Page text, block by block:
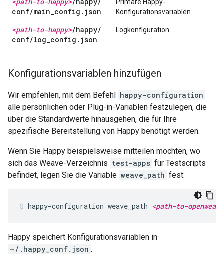
conf/main_config . json
Konfigurationsvariablen.
<path-to-happy>/happy/
conf/log_config . json
Logkonfiguration.
Konfigurationsvariablen hinzufügen
Wir empfehlen, mit dem Befehl happy-configuration
alle persönlichen oder Plug-in-Variablen festzulegen, die
über die Standardwerte hinausgehen, die für Ihre
spezifische Bereitstellung von Happy benötigt werden.
Wenn Sie Happy beispielsweise mitteilen möchten, wo
sich das Weave-Verzeichnis test-apps für Testscripts
befindet, legen Sie die Variable weave_path fest:
happy-configuration weave_path <path-to-
Happy speichert Konfigurationsvariablen in
~/.happy_conf.json .